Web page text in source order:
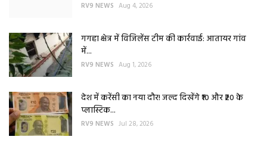
RV9 NEWS Aug 4, 2026
गगहा क्षेत्र में विजिलेंस टीम की कार्रवाई: आतायर गांव
में...
RV9 NEWS Aug 1, 2026
देश में करेंसी का नया दौर! जल्द दिखेंगे ₹10 और ₹20 के
प्लास्टिक...
RV9 NEWS Jul 28, 2026